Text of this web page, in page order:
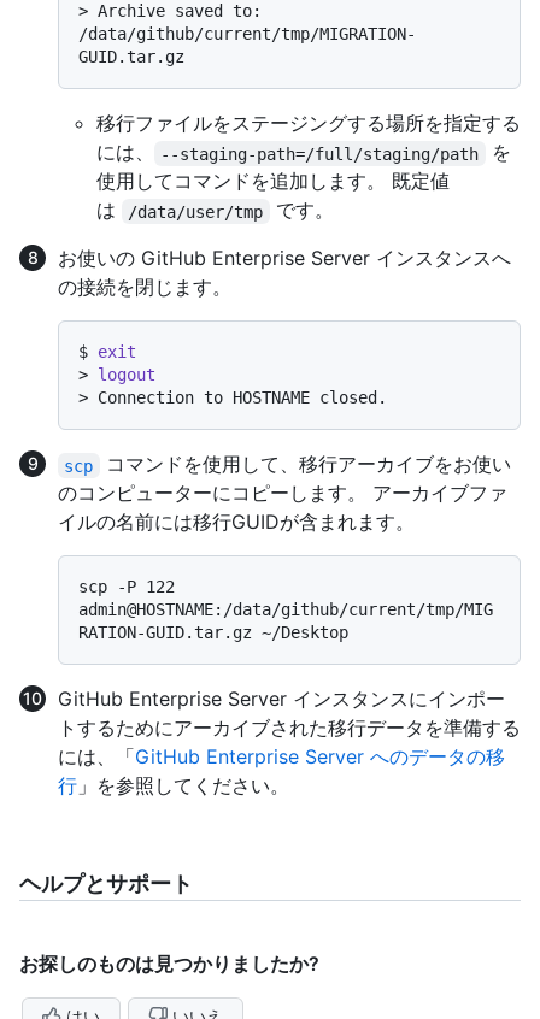
> Archive saved to:
/data/github/current/tmp/MIGRATION-
GUID.tar.gz
移行ファイルをステージングする場所を指定する
には、
--staging-path=/full/staging/path
を
使用してコマンドを追加します。 既定値
は
/data/user/tmp
です。
お使いの GitHub Enterprise Server インスタンスへ
の接続を閉じます。
$ exit
> logout
> Connection to HOSTNAME closed.
scp
コマンドを使用して、移行アーカイブをお使い
のコンピューターにコピーします。 アーカイブファ
イルの名前には移行GUIDが含まれます。
scp -P 122
admin@HOSTNAME:/data/github/current/tmp/MIG
GitHub Enterprise Server インスタンスにインポー
トするためにアーカイブされた移行データを準備する
には、「GitHub Enterprise Server へのデータの移
行 」を参照してください。
ヘルプとサポート
お探しのものは見つかりましたか?